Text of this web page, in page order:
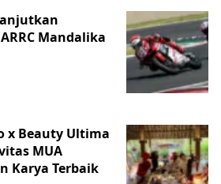
Mandalika
x Beauty Ultima
MUA
Karya Terbaik